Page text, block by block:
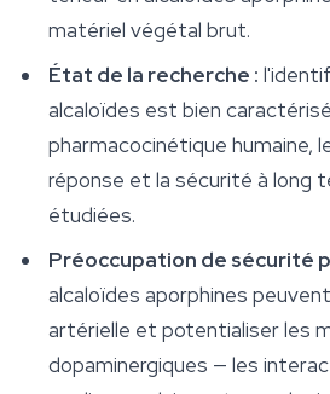
matériel végétal brut.
État de la recherche :
alcaloïdes est bien
pharmacocinétique humaine,
réponse et la sécurité à long
étudiées.
Préoccupation de sécurité
alcaloïdes aporphines
artérielle et potentialiser les
dopaminergiques — les